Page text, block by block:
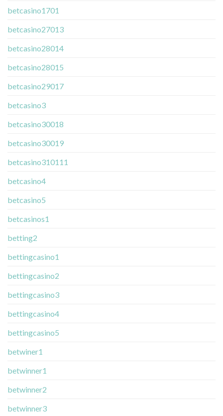
betcasino1701
betcasino27013
betcasino28014
betcasino28015
betcasino29017
betcasino3
betcasino30018
betcasino30019
betcasino310111
betcasino4
betcasino5
betcasinos1
betting2
bettingcasino1
bettingcasino2
bettingcasino3
bettingcasino4
bettingcasino5
betwiner1
betwinner1
betwinner2
betwinner3